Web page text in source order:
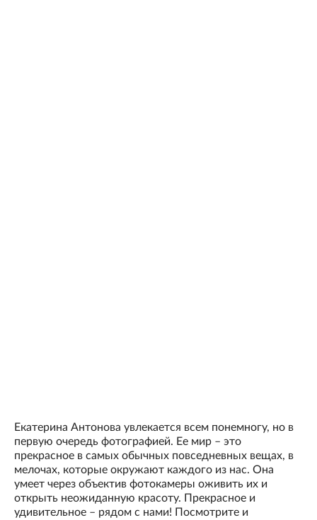
Екатерина Антонова увлекается всем понемногу, но в
первую очередь фотографией. Ее мир – это
прекрасное в самых обычных повседневных вещах, в
мелочах, которые окружают каждого из нас. Она
умеет через объектив фотокамеры оживить их и
открыть неожиданную красоту. Прекрасное и
удивительное – рядом с нами! Посмотрите и